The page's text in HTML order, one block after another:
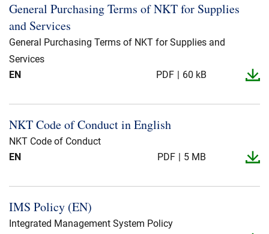
General Purchasing Terms of NKT for Supplies
and Services
General Purchasing Terms of NKT for Supplies and
Services
EN
PDF 60 kB
NKT Code of Conduct in English
NKT Code of Conduct
EN
PDF 5 MB
IMS Policy (EN)
Integrated Management System Policy